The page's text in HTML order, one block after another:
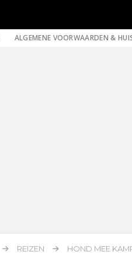
ALGEMENE VOORWAARDEN &
REIZEN HOND MEE